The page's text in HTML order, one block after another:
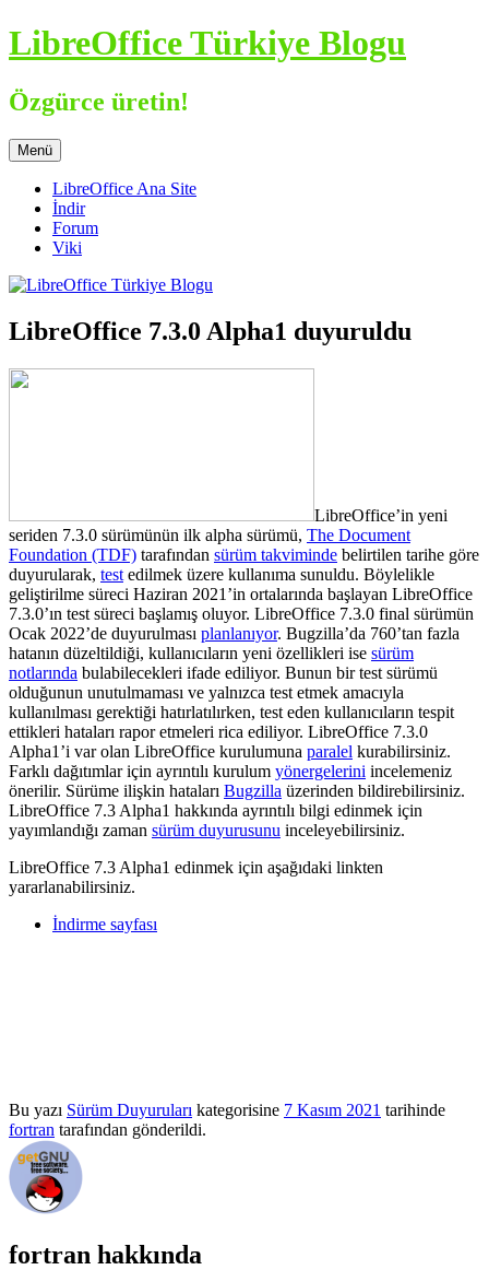
İçeriğe
atla
LibreOffice Türkiye Blogu
Özgürce üretin!
Menü
LibreOffice Ana Site
İndir
Forum
Viki
LibreOffice 7.3.0 Alpha1 duyuruldu
LibreOffice’in yeni
seriden 7.3.0 sürümünün ilk alpha sürümü, The Document
Foundation (TDF) tarafından sürüm takviminde belirtilen tarihe göre
duyurularak, test edilmek üzere kullanıma sunuldu. Böylelikle
geliştirilme süreci Haziran 2021’in ortalarında başlayan LibreOffice
7.3.0’ın test süreci başlamış oluyor. LibreOffice 7.3.0 final sürümün
Ocak 2022’de duyurulması planlanıyor. Bugzilla’da 760’tan fazla
hatanın düzeltildiği, kullanıcıların yeni özellikleri ise sürüm
notlarında bulabilecekleri ifade ediliyor. Bunun bir test sürümü
olduğunun unutulmaması ve yalnızca test etmek amacıyla
kullanılması gerektiği hatırlatılırken, test eden kullanıcıların tespit
ettikleri hataları rapor etmeleri rica ediliyor. LibreOffice 7.3.0
Alpha1’i var olan LibreOffice kurulumuna paralel kurabilirsiniz.
Farklı dağıtımlar için ayrıntılı kurulum yönergelerini incelemeniz
önerilir. Sürüme ilişkin hataları Bugzilla üzerinden bildirebilirsiniz.
LibreOffice 7.3 Alpha1 hakkında ayrıntılı bilgi edinmek için
yayımlandığı zaman sürüm duyurusunu inceleyebilirsiniz.
LibreOffice 7.3 Alpha1 edinmek için aşağıdaki linkten
yararlanabilirsiniz.
İndirme sayfası
Bu yazı Sürüm Duyuruları kategorisine 7 Kasım 2021 tarihinde
fortran tarafından gönderildi.
fortran hakkında